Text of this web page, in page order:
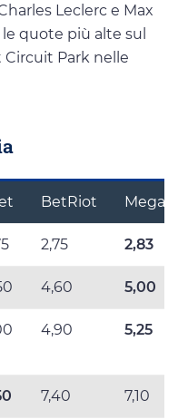
Leclerc e Max
quote più alte sul
Circuit Park nelle
BetRiot
2,75 2,83
4,60 5,00
4,90 5,25
7,40 7,10